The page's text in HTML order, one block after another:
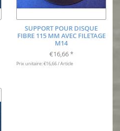
SUPPORT POUR DISQUE
FIBRE 115 MM AVEC FILETAGE
M14
€16,66 *
Prix unitaire: €16,66 / Article